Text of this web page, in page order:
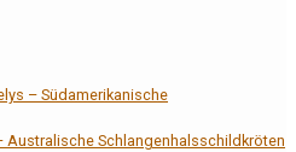
– Südamerikanische
Australische Schlangenhalsschildkröten